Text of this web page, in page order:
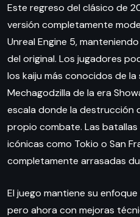
Este regreso del clásico de
versión completamente
Unreal Engine 5,
del original. Los jugadores
los kaiju más conocidos de la
Mechagodzilla de la era
escala donde la destrucción
propio combate. Las
icónicas como Tokio o San
completamente arrasadas
El juego mantiene su
pero ahora con mejoras